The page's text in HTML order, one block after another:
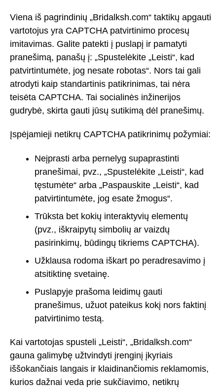
Viena iš pagrindinių „Bridalksh.com“ taktikų apgauti
vartotojus yra CAPTCHA patvirtinimo procesų
imitavimas. Galite patekti į puslapį ir pamatyti
pranešimą, panašų į: „Spustelėkite „Leisti“, kad
patvirtintumėte, jog nesate robotas“. Nors tai gali
atrodyti kaip standartinis patikrinimas, tai nėra
teisėta CAPTCHA. Tai socialinės inžinerijos
gudrybė, skirta gauti jūsų sutikimą dėl pranešimų.
Įspėjamieji netikrų CAPTCHA patikrinimų požymiai:
Neįprasti arba pernelyg supaprastinti
pranešimai, pvz., „Spustelėkite „Leisti“, kad
tęstumėte“ arba „Paspauskite „Leisti“, kad
patvirtintumėte, jog esate žmogus“.
Trūksta bet kokių interaktyvių elementų
(pvz., iškraipytų simbolių ar vaizdų
pasirinkimų, būdingų tikriems CAPTCHA).
Užklausa rodoma iškart po peradresavimo į
atsitiktinę svetainę.
Puslapyje prašoma leidimų gauti
pranešimus, užuot pateikus kokį nors faktinį
patvirtinimo testą.
Kai vartotojas spusteli „Leisti“, „Bridalksh.com“
gauna galimybę užtvindyti įrenginį įkyriais
iššokančiais langais ir klaidinančiomis reklamomis,
kurios dažnai veda prie sukčiavimo, netikrų